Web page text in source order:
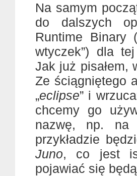
Na samym
do dalszych
Runtime Binary
wtyczek”) dla
Jak już pisałem,
Ze ściągniętego
„eclipse” i
chcemy go
nazwę, np. na
przykładzie
Juno, co jest
pojawiać się